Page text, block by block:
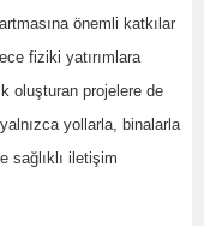
önemli katkılar
fiziki yatırımlara
oluşturan projelere de
yollarla, binalarla
sağlıklı iletişim